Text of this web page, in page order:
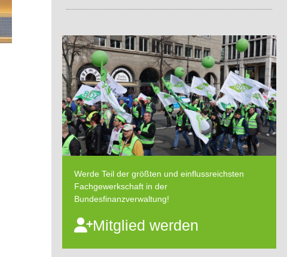
Werde Teil der größten und einflussreichsten
Fachgewerkschaft in der
Bundesfinanzverwaltung!
Mitglied werden